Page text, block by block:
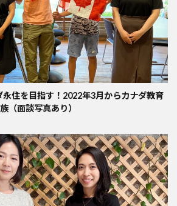
住を目指す！2022年3月からカナダ教育
（面談写真あり）